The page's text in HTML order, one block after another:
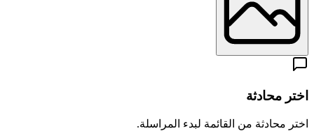
اختر محادثة
اختر محادثة من القائمة لبدء المراسلة.